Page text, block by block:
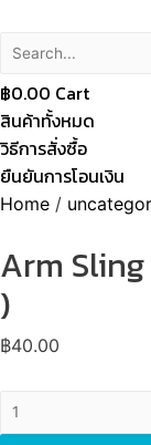
฿0.00 Cart
สินค้าทั้งหมด
วิธีการสั่งซื้อ
ยืนยันการโอนเงิน
Home /
Arm Sling
)
฿40.00
Arm
Sling